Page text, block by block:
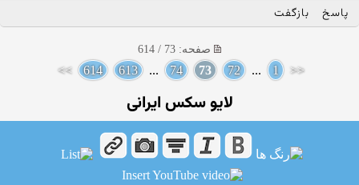
پاسخ بازگفت
صفحه: 73 / 614
<<
1
...
72
73
74
...
613
614
>>
لایو سکس ایرانی